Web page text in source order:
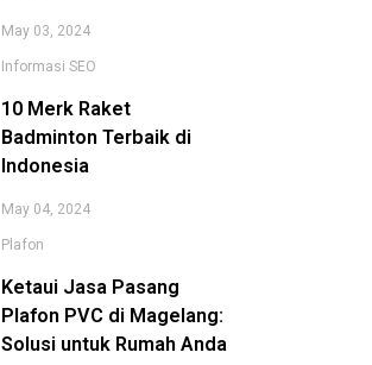
May 03, 2024
Informasi SEO
10 Merk Raket
Badminton Terbaik di
Indonesia
May 04, 2024
Plafon
Ketaui Jasa Pasang
Plafon PVC di Magelang:
Solusi untuk Rumah Anda